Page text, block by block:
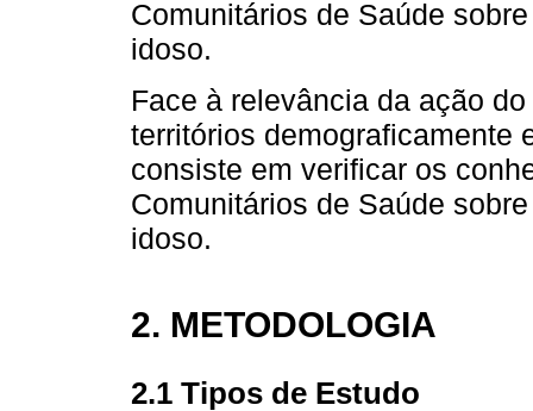
Comunitários de Saúde
idoso.
Face à relevância da ação
territórios demograficamente
consiste em verificar os
Comunitários de Saúde
idoso.
2. METODOLOGIA
2.1 Tipos de Estudo